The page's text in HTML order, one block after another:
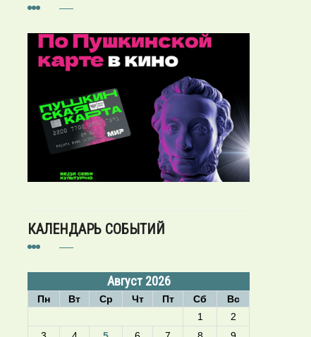
КАЛЕНДАРЬ СОБЫТИЙ
Август 2026
Пн Вт Ср Чт Пт Сб
Вс
1
2